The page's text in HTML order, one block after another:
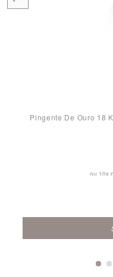
Pingente De Ouro 18
ou 10x